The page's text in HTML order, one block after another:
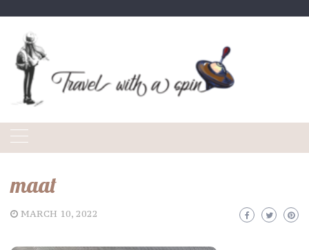
content
maat
MARCH 10, 2022